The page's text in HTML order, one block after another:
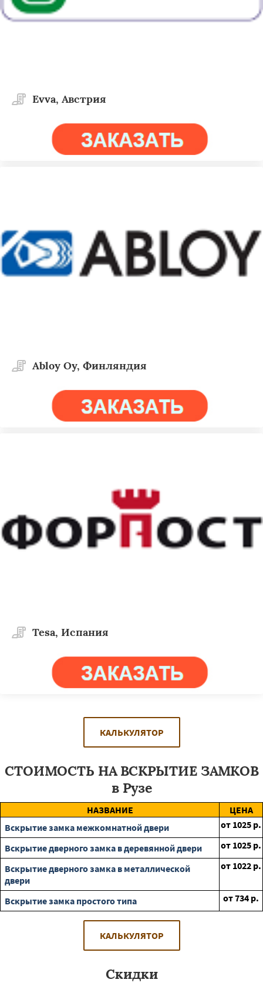
Evva, Австрия
Abloy Oy, Финляндия
Tesa, Испания
КАЛЬКУЛЯТОР
СТОИМОСТЬ НА ВСКРЫТИЕ ЗАМКОВ
в Рузе
НАЗВАНИЕ
ЦЕНА
Вскрытие замка межкомнатной двери
от 1025 р.
Вскрытие дверного замка в деревянной двери
от 1025 р.
Вскрытие дверного замка в металлической
двери
от 1022 р.
Вскрытие замка простого типа от734 р.
КАЛЬКУЛЯТОР
Скидки